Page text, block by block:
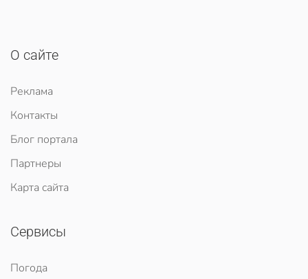
О сайте
Реклама
Контакты
Блог портала
Партнеры
Карта сайта
Сервисы
Погода